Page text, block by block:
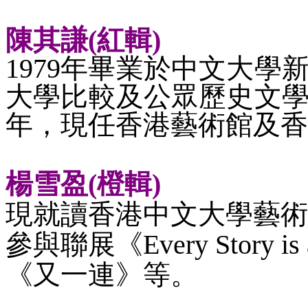
陳其謙(紅輯)
1979年畢業於中文大學
大學比較及公眾歷史文
年，現任香港藝術館及
楊雪盈(橙輯)
現就讀香港中文大學藝
參與聯展《Every Story
《又一連》等。